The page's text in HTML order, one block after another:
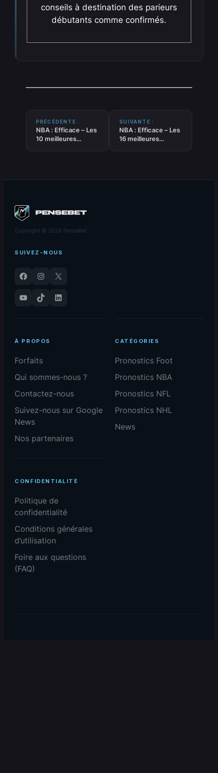
conseils à destination des parieurs
débutants comme confirmés.
PRÉCÉDENTE :
NBA : Efficace – Les
10 meilleures
SUIVANTE :
NBA : Efficace – Les
16 meilleures
Copyright © 2026 PenseBet
SUIVEZ-NOUS
Facebook Instagram
X
YouTube
TikTok LinkedIn
À PROPOS
Forfaits
Qui sommes-nous ?
Contactez-nous
Suivez-nous sur Google
News
Nos partenaires
CATÉGORIES
Pronostics Foot
Pronostics NBA
Pronostics NFL
Pronostics NHL
News
CONFIDENTIALITÉ
Politique de
confidentialité
Conditions générales
d’utilisation
Foire aux questions
(FAQ)